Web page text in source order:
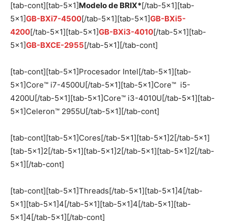
[tab-cont][tab-5×1]Modelo de BRIX*[/tab-5×1][tab-
5×1]GB-BXi7-4500[/tab-5×1][tab-5×1]GB-BXi5-
4200[/tab-5×1][tab-5×1]GB-BXi3-4010[/tab-5×1][tab-
5×1]GB-BXCE-2955[/tab-5×1][/tab-cont]
[tab-cont][tab-5×1]Procesador Intel[/tab-5×1][tab-
5×1]Core™ i7-4500U[/tab-5×1][tab-5×1]Core™ i5-
4200U[/tab-5×1][tab-5×1]Core™ i3-4010U[/tab-5×1][tab-
5×1]Celeron™ 2955U[/tab-5×1][/tab-cont]
[tab-cont][tab-5×1]Cores[/tab-5×1][tab-5×1]2[/tab-5×1]
[tab-5×1]2[/tab-5×1][tab-5×1]2[/tab-5×1][tab-5×1]2[/tab-
5×1][/tab-cont]
[tab-cont][tab-5×1]Threads[/tab-5×1][tab-5×1]4[/tab-
5×1][tab-5×1]4[/tab-5×1][tab-5×1]4[/tab-5×1][tab-
5×1]4[/tab-5×1][/tab-cont]